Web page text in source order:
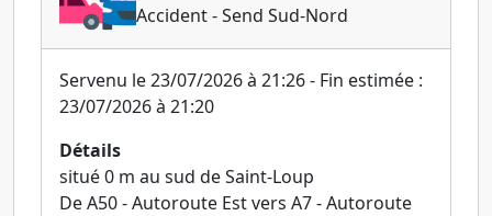
Accident - Send Sud-Nord
Servenu le 23/07/2026 à 21:26 - Fin estimée :
23/07/2026 à 21:20
Détails
situé 0 m au sud de Saint-Loup
De A50 - Autoroute Est vers A7 - Autoroute